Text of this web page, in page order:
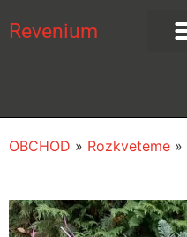
Revenium
OBCHOD » Rozkveteme »